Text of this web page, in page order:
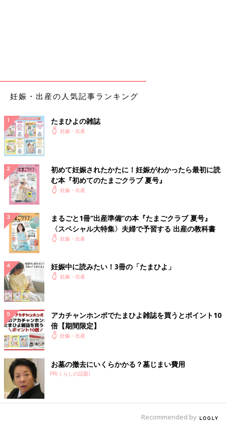
妊娠・出産の人気記事ランキング
たまひよの雑誌
妊娠・出産
初めて妊娠されたかたに！妊娠がわかったら最初に読
む本『初めてのたまごクラブ 夏号』
妊娠・出産
まるごと1冊“出産準備”の本『たまごクラブ 夏号』
〈スペシャル大特集〉夫婦で予習する 出産の教科書
妊娠・出産
妊娠中に読みたい！3冊の「たまひよ」
妊娠・出産
アカチャンホンポでたまひよ雑誌を買うとポイント10
倍【期間限定】
妊娠・出産
お墓の撤去にいくらかかる？墓じまい費用
PR(くらしの話題)
Recommended by